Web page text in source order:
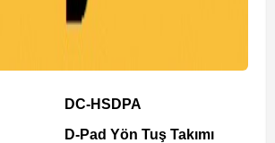
DC-HSDPA
D-Pad Yön Tuş Takımı